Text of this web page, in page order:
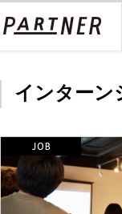
インターン